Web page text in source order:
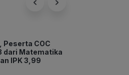
Peserta COC
dari Matematika
IPK 3,99